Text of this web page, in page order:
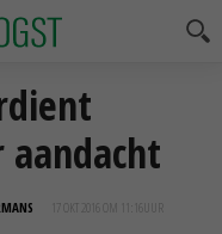
17 OKT 2016 OM 11:16